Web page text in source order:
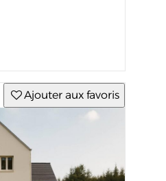
Ajouter aux favoris